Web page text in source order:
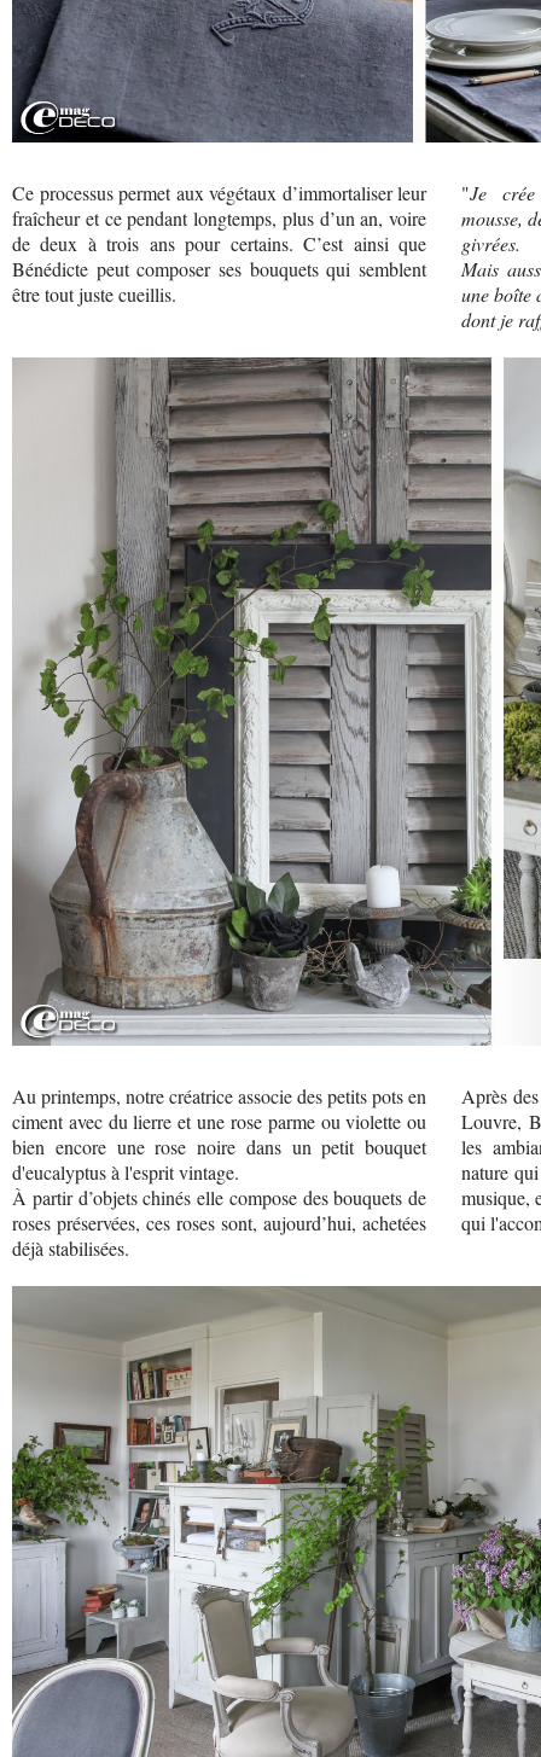
Ce processus permet aux végétaux d’immortaliser leur
fraîcheur et ce pendant longtemps, plus d’un an, voire
de deux à trois ans pour certains. C’est ainsi que
Bénédicte peut composer ses bouquets qui semblent
être tout juste cueillis.
"Je crée
mousse,
givrées.
Mais
une boîte
dont je
Au printemps, notre créatrice associe des petits pots en
ciment avec du lierre et une rose parme ou violette ou
bien encore une rose noire dans un petit bouquet
d'eucalyptus à l'esprit vintage.
À partir d’objets chinés elle compose des bouquets de
roses préservées, ces roses sont, aujourd’hui, achetées
déjà stabilisées.
Après
Louvre,
les
nature
musique,
qui